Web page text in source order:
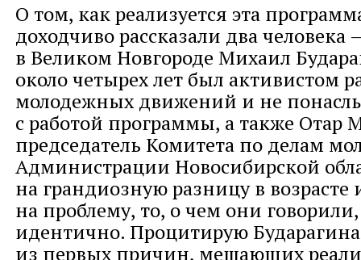
О том, как реализуется эта
доходчиво рассказали два
в Великом Новгороде Михаил
около четырех лет был активистом
молодежных движений и не
с работой программы, а также Отар
председатель Комитета по делам
Администрации Новосибирской
на грандиозную разницу в возрасте
на проблему, то, о чем они
идентично. Процитирую
из первых причин, мешающих